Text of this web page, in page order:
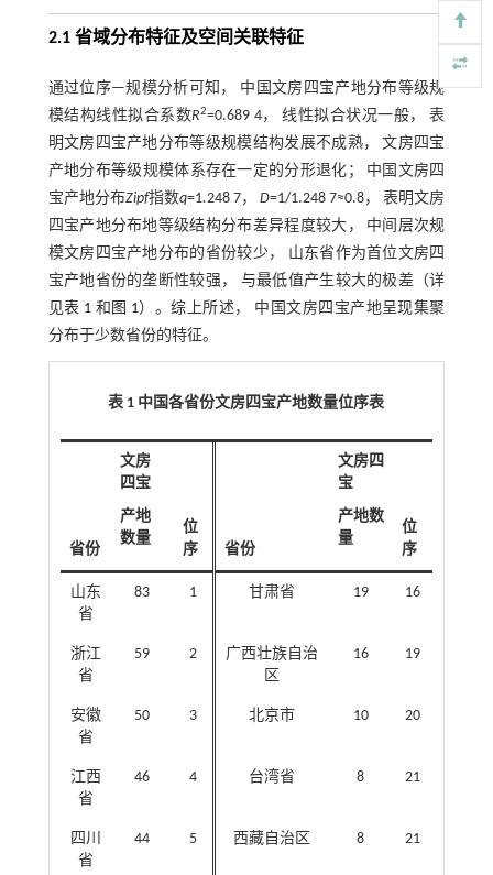
2.1 省域分布特征及空间关联特征
通过位序—规模分析可知， 中国文房四宝产地分布等级规
模结构线性拟合系数R2=0.689 4， 线性拟合状况一般， 表
明文房四宝产地分布等级规模结构发展不成熟， 文房四宝
产地分布等级规模体系存在一定的分形退化； 中国文房四
宝产地分布Zipf指数q=1.248 7，D=1/1.248 7≈0.8， 表明文房
四宝产地分布地等级结构分布差异程度较大， 中间层次规
模文房四宝产地分布的省份较少， 山东省作为首位文房四
宝产地省份的垄断性较强， 与最低值产生较大的极差（详
见表 1 和 图 1）。综上所述， 中国文房四宝产地呈现集聚
分布于少数省份的特征。
表 1 中国各省份文房四宝产地数量位序表
省份
文房
四宝
产地
数量
位
序
省份
文房四
宝
产地数
量
位
序
山东
省
83 1 甘肃省 19 16
浙江
省
59 2
广西壮族自治
区
16 19
安徽
省
50 3 北京市 10 20
江西
省
46 4 台湾省 8 21
四川
省
44 5 西藏自治区 8 21